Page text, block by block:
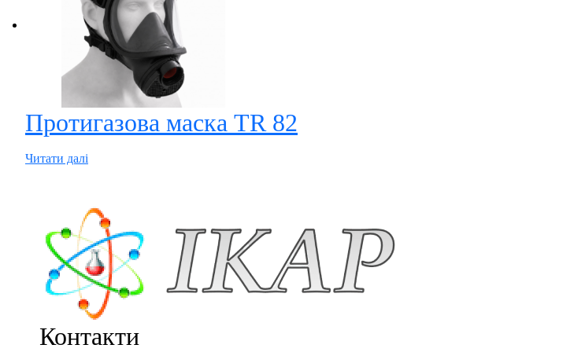
Протигазова маска TR 82
Читати далі
Контакти